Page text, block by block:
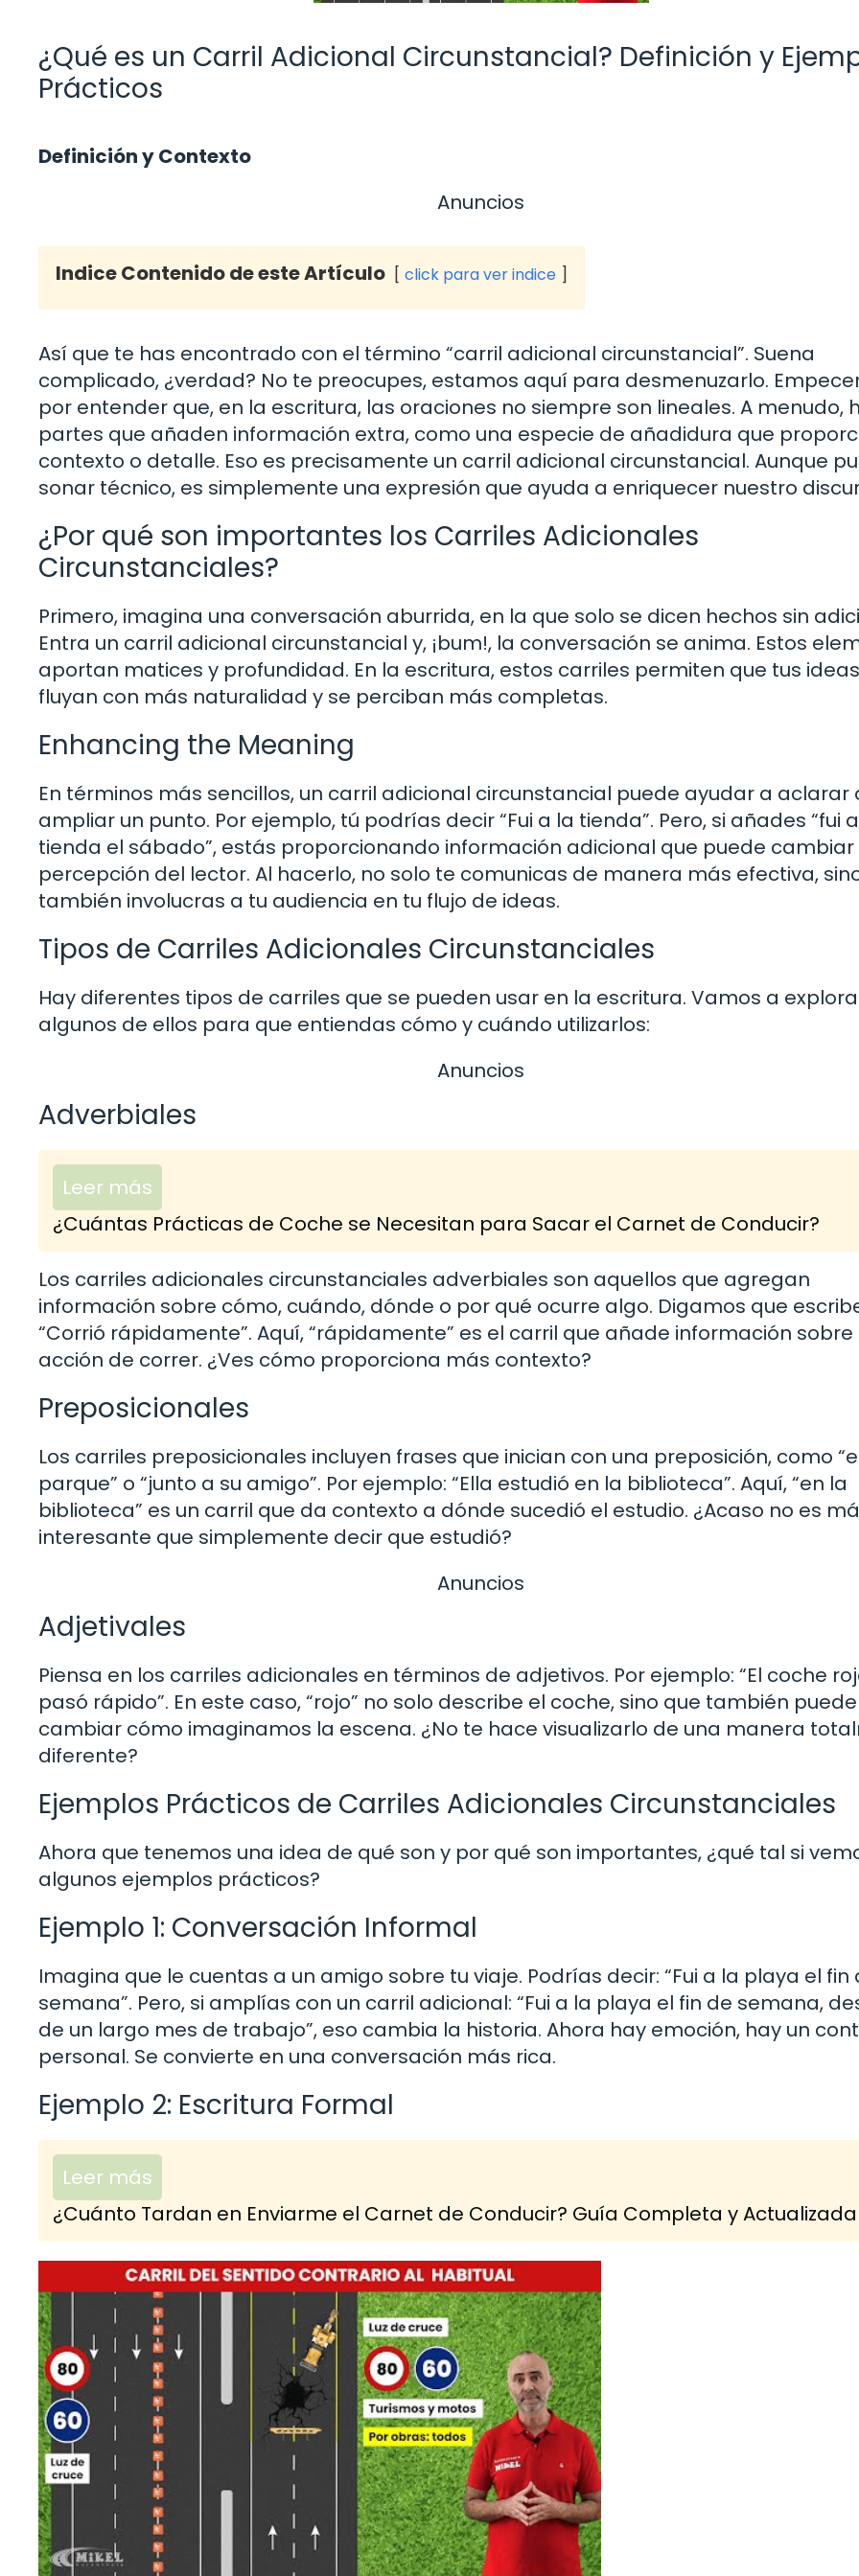
¿Qué es un Carril Adicional Circunstancial? Definición y
Prácticos
Definición y Contexto
Anuncios
Indice Contenido de este Artículo click para ver indice
Así que te has encontrado con el término “carril adicional circunstancial”. Suena
complicado, ¿verdad? No te preocupes, estamos aquí para desmenuzarlo.
por entender que, en la escritura, las oraciones no siempre son lineales. A menudo,
partes que añaden información extra, como una especie de añadidura que
contexto o detalle. Eso es precisamente un carril adicional circunstancial. Aunque
sonar técnico, es simplemente una expresión que ayuda a enriquecer nuestro
¿Por qué son importantes los Carriles Adicionales
Circunstanciales?
Primero, imagina una conversación aburrida, en la que solo se dicen hechos sin
Entra un carril adicional circunstancial y, ¡bum!, la conversación se anima. Estos
aportan matices y profundidad. En la escritura, estos carriles permiten que tus ideas
fluyan con más naturalidad y se perciban más completas.
Enhancing the Meaning
En términos más sencillos, un carril adicional circunstancial puede ayudar a aclarar
ampliar un punto. Por ejemplo, tú podrías decir “Fui a la tienda”. Pero, si añades “fui
tienda el sábado”, estás proporcionando información adicional que puede cambiar
percepción del lector. Al hacerlo, no solo te comunicas de manera más efectiva,
también involucras a tu audiencia en tu flujo de ideas.
Tipos de Carriles Adicionales Circunstanciales
Hay diferentes tipos de carriles que se pueden usar en la escritura. Vamos a
algunos de ellos para que entiendas cómo y cuándo utilizarlos:
Anuncios
Adverbiales
Leer más
¿Cuántas Prácticas de Coche se Necesitan para Sacar el Carnet de Conducir?
Los carriles adicionales circunstanciales adverbiales son aquellos que agregan
información sobre cómo, cuándo, dónde o por qué ocurre algo. Digamos que
“Corrió rápidamente”. Aquí, “rápidamente” es el carril que añade información sobre
acción de correr. ¿Ves cómo proporciona más contexto?
Preposicionales
Los carriles preposicionales incluyen frases que inician con una preposición, como
parque” o “junto a su amigo”. Por ejemplo: “Ella estudió en la biblioteca”. Aquí, “en la
biblioteca” es un carril que da contexto a dónde sucedió el estudio. ¿Acaso no es
interesante que simplemente decir que estudió?
Anuncios
Adjetivales
Piensa en los carriles adicionales en términos de adjetivos. Por ejemplo: “El coche
pasó rápido”. En este caso, “rojo” no solo describe el coche, sino que también puede
cambiar cómo imaginamos la escena. ¿No te hace visualizarlo de una manera
diferente?
Ejemplos Prácticos de Carriles Adicionales Circunstanciales
Ahora que tenemos una idea de qué son y por qué son importantes, ¿qué tal si
algunos ejemplos prácticos?
Ejemplo 1: Conversación Informal
Imagina que le cuentas a un amigo sobre tu viaje. Podrías decir: “Fui a la playa el fin
semana”. Pero, si amplías con un carril adicional: “Fui a la playa el fin de semana,
de un largo mes de trabajo”, eso cambia la historia. Ahora hay emoción, hay un
personal. Se convierte en una conversación más rica.
Ejemplo 2: Escritura Formal
Leer más
¿Cuánto Tardan en Enviarme el Carnet de Conducir? Guía Completa y Actualizada